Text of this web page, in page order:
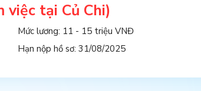
việc tại Củ Chi)
Mức lương: 11 - 15 triệu VNĐ
Hạn nộp hồ sơ: 31/08/2025